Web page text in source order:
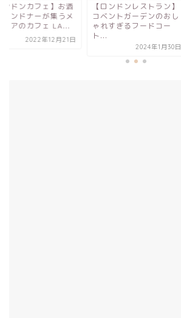
ンドンカフェ】お洒
ロンドナーが集うメ
ェアのカフェ LA...
2022年12月21日
【ロンドンレストラン】
コベントガーデンのおし
ゃれすぎるフードコー
ト...
2024年1月30日